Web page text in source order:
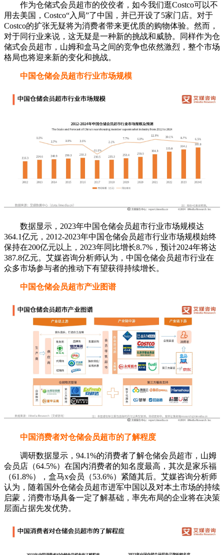
作为仓储式会员超市的佼佼者，如今我们逛Costco可以不
用去美国，Costco“入局”了中国，并已开设了5家门店。对于
Costco的扩张无疑将为消费者带来更优质的购物体验。然而，
对于同行业来说，这无疑是一种新的挑战和威胁。同样作为仓
储式会员超市，山姆和盒马之间的竞争也依然激烈，整个市场
格局也将迎来新的变化和挑战。
中国仓储会员超市行业市场规模
数据显示，2023年中国仓储会员超市行业市场规模达
364.1亿元，2012-2023年中国仓储会员超市行业市场规模始终
保持在200亿元以上，2023年同比增长8.7%，预计2024年将达
387.8亿元。艾媒咨询分析师认为，中国仓储会员超市行业在
众多市场参与者的推动下有望获得持续增长。
中国仓储会员超市产业图谱
中国消费者对仓储会员超市的了解程度
调研数据显示，94.1%的消费者了解仓储会员超市，山姆
会员店（64.5%）在国内消费者的知名度最高，其次是家乐福
（61.8%），盒马x会员（53.6%）紧随其后。艾媒咨询分析师
认为，随着国外仓储会员超市进军中国以及对本土市场的持续
启蒙，消费市场具备一定了解基础，率先布局的企业将在决策
层面占据先发优势。